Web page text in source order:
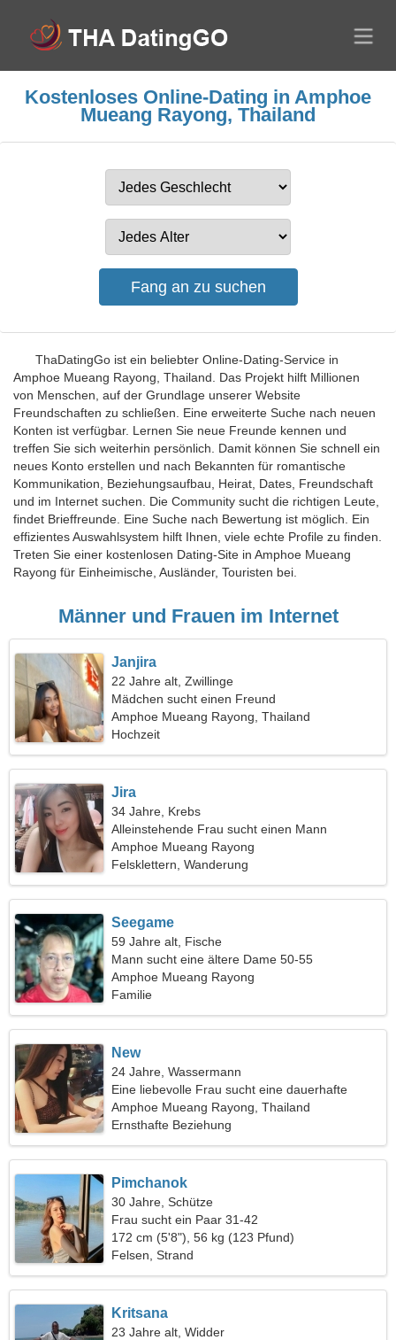
Kostenloses Online-Dating in Amphoe
Mueang Rayong, Thailand
ThaDatingGo ist ein beliebter Online-Dating-Service in
Amphoe Mueang Rayong, Thailand. Das Projekt hilft Millionen
von Menschen, auf der Grundlage unserer Website
Freundschaften zu schließen. Eine erweiterte Suche nach neuen
Konten ist verfügbar. Lernen Sie neue Freunde kennen und
treffen Sie sich weiterhin persönlich. Damit können Sie schnell ein
neues Konto erstellen und nach Bekannten für romantische
Kommunikation, Beziehungsaufbau, Heirat, Dates, Freundschaft
und im Internet suchen. Die Community sucht die richtigen Leute,
findet Brieffreunde. Eine Suche nach Bewertung ist möglich. Ein
effizientes Auswahlsystem hilft Ihnen, viele echte Profile zu finden.
Treten Sie einer kostenlosen Dating-Site in Amphoe Mueang
Rayong für Einheimische, Ausländer, Touristen bei.
Männer und Frauen im Internet
Janjira
22 Jahre alt, Zwillinge
Mädchen sucht einen Freund
Amphoe Mueang Rayong, Thailand
Hochzeit
Jira
34 Jahre, Krebs
Alleinstehende Frau sucht einen Mann
Amphoe Mueang Rayong
Felsklettern, Wanderung
Seegame
59 Jahre alt, Fische
Mann sucht eine ältere Dame 50-55
Amphoe Mueang Rayong
Familie
New
24 Jahre, Wassermann
Eine liebevolle Frau sucht eine dauerhafte
Beziehung
Amphoe Mueang Rayong, Thailand
Ernsthafte Beziehung
Pimchanok
30 Jahre, Schütze
Frau sucht ein Paar 31-42
172 cm (5'8"), 56 kg (123 Pfund)
Felsen, Strand
Kritsana
23 Jahre alt, Widder